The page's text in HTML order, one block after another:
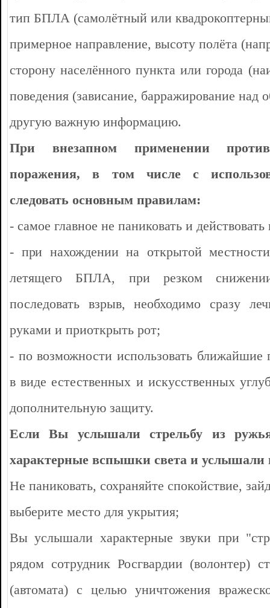
тип БПЛА (самолётный или
примерное направление, высоту полёта
сторону населённого пункта или города
поведения (зависание, барражирование над
другую важную информацию.
При внезапном применении
поражения, в том числе с
следовать основным правилам:
- самое главное не паниковать и
- при нахождении на открытой
летящего БПЛА, при резком
последовать взрыв, необходимо сразу
руками и приоткрыть рот;
- по возможности использовать
в виде естественных и искусственных
дополнительную защиту.
Если Вы услышали стрельбу из
характерные вспышки света и услышали
Не паниковать, сохраняйте спокойствие,
выберите место для укрытия;
Вы услышали характерные звуки при
рядом сотрудник Росгвардии (волонтер)
(автомата) с целью уничтожения